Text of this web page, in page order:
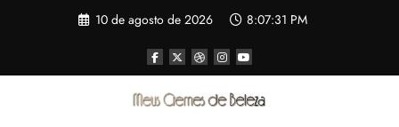
10 de agosto de 2026 8:07:31 PM